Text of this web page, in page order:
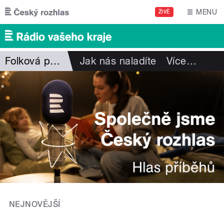
Přejít k hlavnímu obsahu
ŽIVĚ MENU
Folková pohlazení Jak nás naladíte Více…
NEJNOVĚJŠÍ